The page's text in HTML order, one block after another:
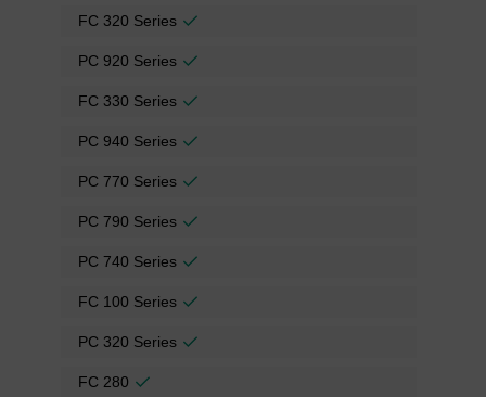
FC 320 Series
PC 920 Series
FC 330 Series
PC 940 Series
PC 770 Series
PC 790 Series
PC 740 Series
FC 100 Series
PC 320 Series
FC 280